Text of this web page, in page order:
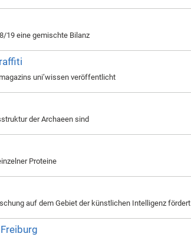
19 eine gemischte Bilanz
uni’wissen veröffentlicht
der Archaeen sind
Proteine
auf dem Gebiet der künstlichen Intelligenz fördert